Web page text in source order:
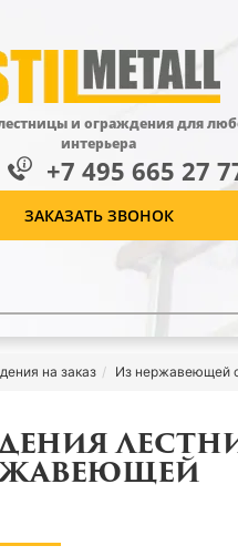
и ограждения для
интерьера
+7 495 665 27
ЗАКАЗАТЬ ЗВОНОК
на заказ Из нержавеющей